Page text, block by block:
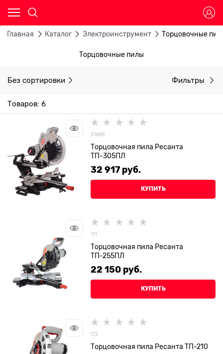
Главная Каталог Электроинструмент Торцовочные
Торцовочные пилы
Без сортировки Фильтры
Товаров: 6
21488
Торцовочная пила Ресанта
ТП-305ПЛ
32 917 руб.
КУПИТЬ
171
Торцовочная пила Ресанта
ТП-255ПЛ
22 150 руб.
КУПИТЬ
172
Торцовочная пила Ресанта ТП-210